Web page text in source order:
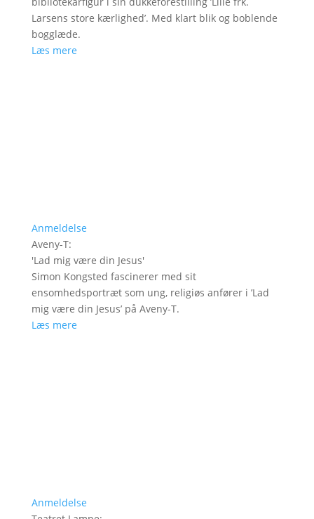
Larsens store kærlighed’. Med klart blik og boblende
bogglæde.
Læs mere
Anmeldelse
Aveny-T:
'Lad mig være din Jesus'
Simon Kongsted fascinerer med sit
ensomhedsportræt som ung, religiøs anfører i ’Lad
mig være din Jesus’ på Aveny-T.
Læs mere
Anmeldelse